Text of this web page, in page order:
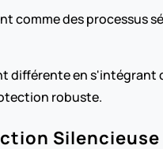
des processus
différente en
robuste.